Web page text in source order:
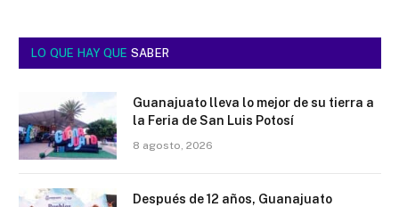
LO QUE HAY QUE SABER
Guanajuato lleva lo mejor de su tierra a
la Feria de San Luis Potosí
8 agosto, 2026
Después de 12 años, Guanajuato